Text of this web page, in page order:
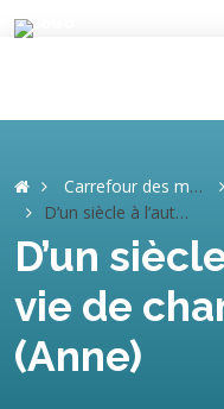
Carrefour des mémoires
D’un siècle à l’autre, une vie de changements (Anne)
D’un
vie de
(Anne)